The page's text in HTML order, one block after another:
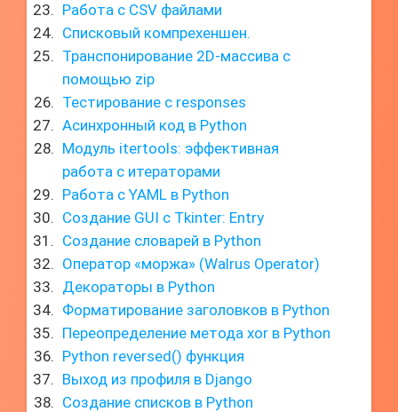
Работа с CSV файлами
Списковый компрехеншен.
Транспонирование 2D-массива с
помощью zip
Тестирование с responses
Асинхронный код в Python
Модуль itertools: эффективная
работа с итераторами
Работа с YAML в Python
Создание GUI с Tkinter: Entry
Создание словарей в Python
Оператор «моржа» (Walrus Operator)
Декораторы в Python
Форматирование заголовков в Python
Переопределение метода xor в Python
Python reversed() функция
Выход из профиля в Django
Создание списков в Python